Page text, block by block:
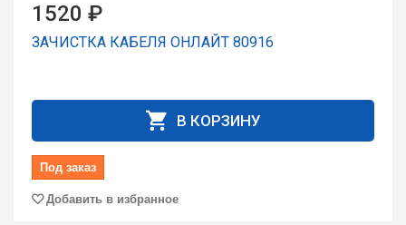
1520 ₽
ЗАЧИСТКА КАБЕЛЯ ОНЛАЙТ 80916
В КОРЗИНУ
Под заказ
Добавить в избранное